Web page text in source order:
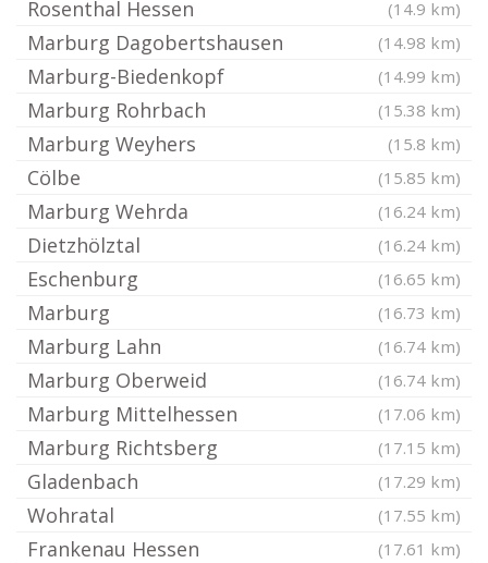
Rosenthal Hessen (14.9 km)
Marburg Dagobertshausen (14.98 km)
Marburg-Biedenkopf (14.99 km)
Marburg Rohrbach (15.38 km)
Marburg Weyhers (15.8 km)
Cölbe (15.85 km)
Marburg Wehrda (16.24 km)
Dietzhölztal (16.24 km)
Eschenburg (16.65 km)
Marburg (16.73 km)
Marburg Lahn (16.74 km)
Marburg Oberweid (16.74 km)
Marburg Mittelhessen (17.06 km)
Marburg Richtsberg (17.15 km)
Gladenbach (17.29 km)
Wohratal (17.55 km)
Frankenau Hessen (17.61 km)